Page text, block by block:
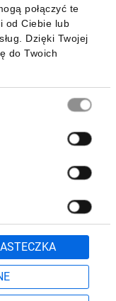
połączyć te
od Ciebie lub
Dzięki Twojej
do Twoich
61 600